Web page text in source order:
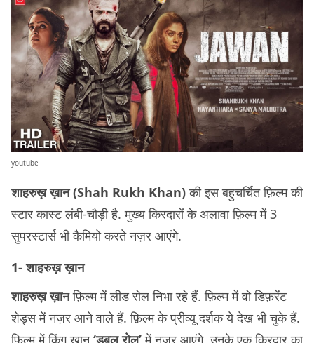
youtube
शाहरुख़ ख़ान (Shah Rukh Khan)की इस बहुचर्चित फ़िल्म की
स्टार कास्ट लंबी-चौड़ी है. मुख्य किरदारों के अलावा फ़िल्म में 3
सुपरस्टार्स भी कैमियो करते नज़र आएंगे.
1- शाहरुख़ ख़ान
शाहरुख़ ख़ान फ़िल्म में लीड रोल निभा रहे हैं. फ़िल्म में वो डिफ़रेंट
शेड्स में नज़र आने वाले हैं. फ़िल्म के प्रीव्यू दर्शक ये देख भी चुके हैं.
फ़िल्म में किंग ख़ान‘डबल रोल’में नज़र आएंगे, उनके एक किरदार का